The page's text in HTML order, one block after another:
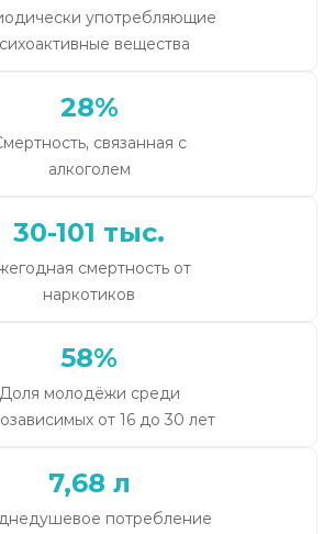
употребляющие
вещества
28%
связанная с
алкоголем
30-101 тыс.
смертность от
наркотиков
58%
Доля молодёжи среди
от 16 до 30 лет
7,68 л
потребление